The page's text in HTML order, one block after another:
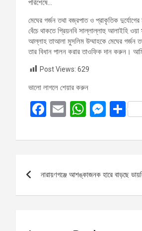
পরিশেষে…
মেঘের গর্জন তথা বজ্রপাত ও প্রাকৃতিক
বেঁচে থাকতে প্রিয়নবি সাল্লাল্লাহু আলাইহি
আল্লাহ তাআলা মুসলিম উম্মাহকে মেঘের গর্জন
তার বিধান পালন করার তাওফিক দান করুন।
Post Views: 629
ভালো লাগলে শেয়ার করুন
F
ce
o
E
ail
W
at
A
M
se
g
S
ar
navigation
নারায়ণগঞ্জে আশঙ্কাজনক হারে বাড়ছে